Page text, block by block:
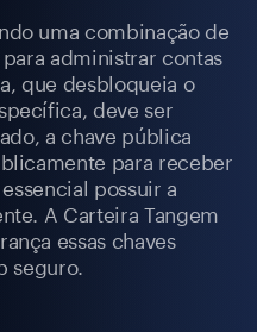
uma combinação de
administrar contas
que desbloqueia o
deve ser
a chave pública
para receber
possuir a
A Carteira Tangem
essas chaves
seguro.